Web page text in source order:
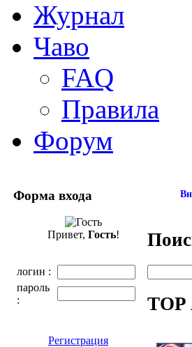
Журнал
Чаво
FAQ
Правила
Форум
Форма входа
Привет, Гость!
логин :
пароль
:
Регистрация
TOP